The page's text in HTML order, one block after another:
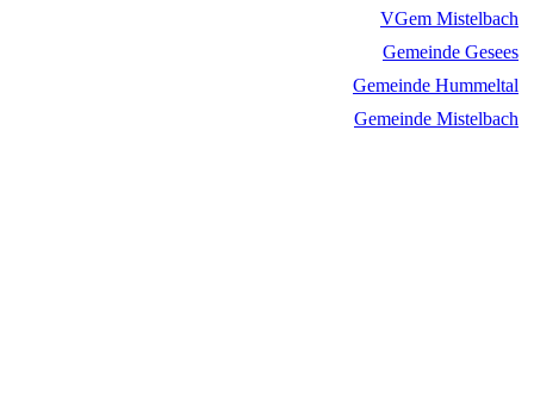
VGem Mistelbach
Gemeinde Gesees
Gemeinde Hummeltal
Gemeinde Mistelbach